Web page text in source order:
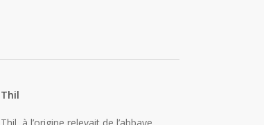
Thil